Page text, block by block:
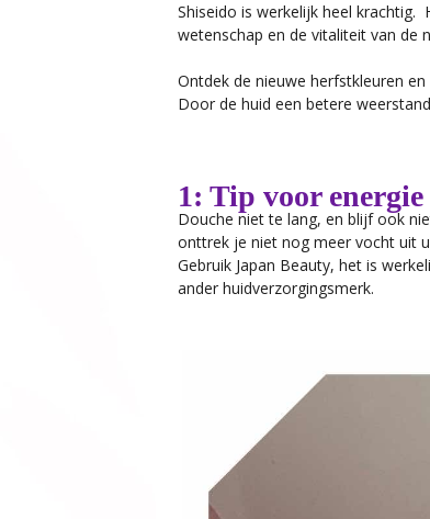
Shiseido is werkelijk heel krachtig.
wetenschap en de vitaliteit van de
Ontdek de nieuwe herfstkleuren
Door de huid een betere
1: Tip voor
Douche niet te lang, en blijf ook
onttrek je niet nog meer vocht uit
Gebruik Japan Beauty, het is
ander huidverzorgingsmerk.